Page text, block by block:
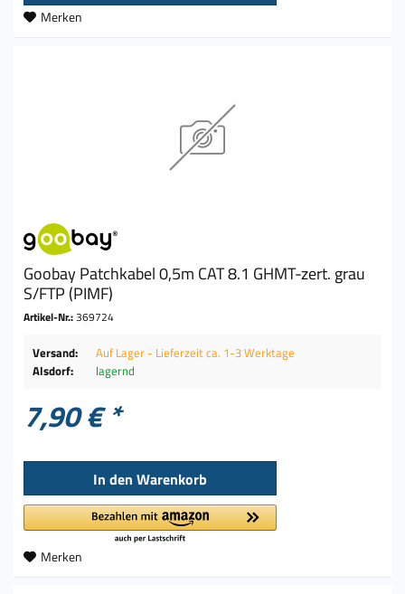
Merken
Goobay Patchkabel 0,5m CAT 8.1 GHMT-zert. grau
S/FTP (PIMF)
Artikel-Nr.:369724
Versand:
Auf Lager - Lieferzeit ca. 1-3 Werktage
Alsdorf:
lagernd
7,90 € *
In den Warenkorb
Merken